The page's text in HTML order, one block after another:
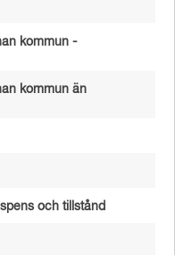
kommun -
kommun än
och tillstånd